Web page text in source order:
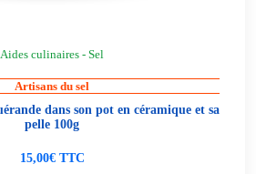
Aides culinaires - Sel
Artisans du sel
dans son pot en céramique et sa
pelle 100g
15,00€ TTC